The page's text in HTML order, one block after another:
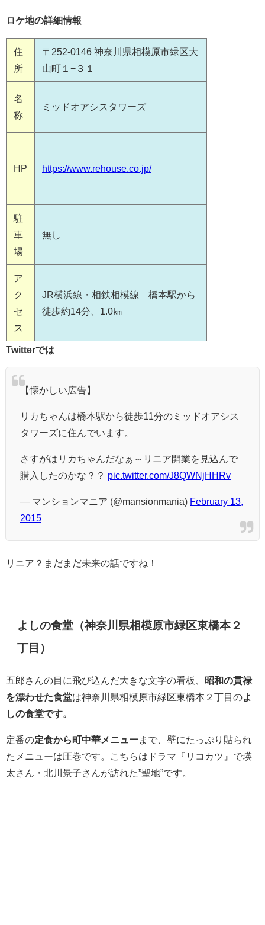
ロケ地の詳細情報
住
所
〒252-0146 神奈川県相模原市緑区大
山町１−３１
名
称
ミッドオアシスタワーズ
HP https://www.rehouse.co.jp/
駐
車
場
無し
ア
ク
セ
ス
JR横浜線・相鉄相模線 橋本駅から
徒歩約14分、1.0㎞
Twitterでは
【懐かしい広告】
リカちゃんは橋本駅から徒歩11分のミッドオアシス
タワーズに住んでいます。
さすがはリカちゃんだなぁ～リニア開業を見込んで
購入したのかな？？ pic.twitter.com/J8QWNjHHRv
— マンションマニア (@mansionmania) February 13,
2015
リニア？まだまだ未来の話ですね！
よしの食堂（神奈川県相模原市緑区東橋本２
丁目）
五郎さんの目に飛び込んだ大きな文字の看板、
昭和の貫禄
を漂わせた食堂は神奈川県相模原市緑区東橋本２丁目のよ
しの食堂です。
定番の定食から町中華メニューまで、壁にたっぷり貼られ
たメニューは圧巻です。こちらはドラマ『リコカツ』で瑛
太さん・北川景子さんが訪れた”聖地”です。